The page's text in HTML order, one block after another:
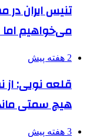
تنیس ایران
می‌خواهیم
2 هفته پیش
قلعه نویی: از
هیچ سمتی
3 هفته پیش